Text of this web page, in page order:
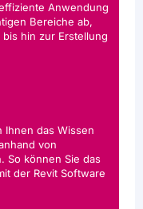
Anwendung
Bereiche ab,
hin zur Erstellung
Ihnen das Wissen
von
So können Sie das
der Revit Software